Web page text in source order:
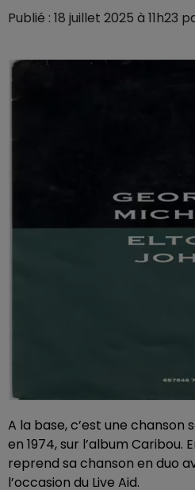
Publié : 18 juillet 2025 à 11h23
A la base, c’est une chanson
en 1974, sur l’album Caribou.
reprend sa chanson en duo
l’occasion du Live Aid.